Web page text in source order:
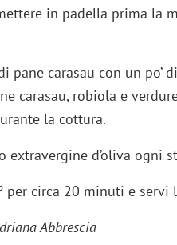
in padella prima la
pane carasau con un
carasau, robiola e
la cottura.
extravergine d’oliva ogni
per circa 20 minuti e servi
Abbrescia